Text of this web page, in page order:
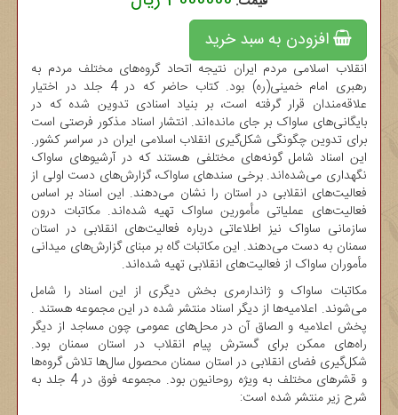
افزودن به سبد خرید
انقلاب اسلامی مردم ایران نتیجه اتحاد گروه‌های مختلف مردم به
رهبری امام خمینی(ره) بود. کتاب حاضر که در 4 جلد در اختیار
علاقه‌مندان قرار گرفته است، بر بنیاد اسنادی تدوین شده که در
بایگانی‌های ساواک بر جای مانده‌اند. انتشار اسناد مذکور فرصتی است
برای تدوین چگونگی شکل‌گیری انقلاب اسلامی ایران در سراسر کشور.
این اسناد شامل گونه‌های مختلفی هستند که در آرشیوهای ساواک
نگهداری می‌شده‌اند. برخی سندهای ساواک، گزارش‌های دست اولی از
فعالیت‌های انقلابی در استان را نشان می‌دهند. این اسناد بر اساس
فعالیت‌های عملیاتی مأمورین ساواک تهیه شده‌اند. مکاتبات درون
سازمانی ساواک نیز اطلاعاتی درباره فعالیت‌های انقلابی در استان
سمنان به دست می‌دهند. این مکاتبات گاه بر مبنای گزارش‌های میدانی
مأموران ساواک از فعالیت‌های انقلابی تهیه شده‌اند.
مکاتبات ساواک و ژاندارمری بخش دیگری از این اسناد را شامل
می‌شوند. اعلامیه‌ها از دیگر اسناد منتشر شده در این مجموعه هستند .
پخش اعلامیه و الصاق آن در محل‌های عمومی چون مساجد از دیگر
راه‌های ممکن برای گسترش پیام انقلاب در استان سمنان بود.
شکل‌گیری فضای انقلابی در استان سمنان محصول سال‌ها تلاش گروه‌ها
و قشرهای مختلف به ویژه روحانیون بود. مجموعه فوق در 4 جلد به
شرح زیر منتشر شده است: